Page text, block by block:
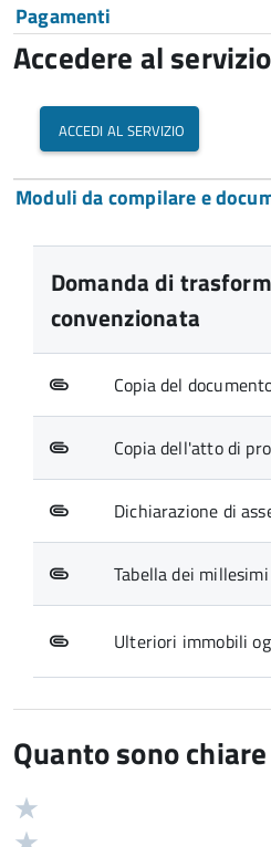
Pagamenti
Accedere al servizio
accedi al servizio
Moduli da compilare e
Domanda di
convenzionata
Copia del
Copia dell'atto di
Dichiarazione di
Tabella dei
Ulteriori immobili
Quanto sono
Valutazione